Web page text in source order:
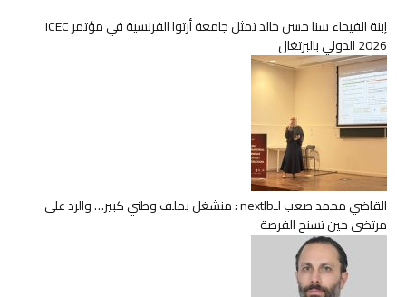
إبنة الفيحاء سنا حسن خالد تمثل جامعة أرتوا الفرنسية في مؤتمر ICEC
2026 الدولي بالبرتغال
القاضي محمد صعب لـnextlb : منشغل بملف وطني كبير… والرد على
مرتضى حين تسنح الفرصة